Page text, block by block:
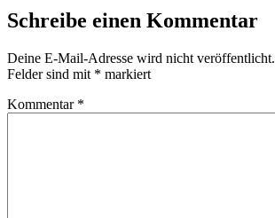
Schreibe einen Kommentar
Deine E-Mail-Adresse wird nicht veröffentlicht.
Felder sind mit * markiert
Kommentar *